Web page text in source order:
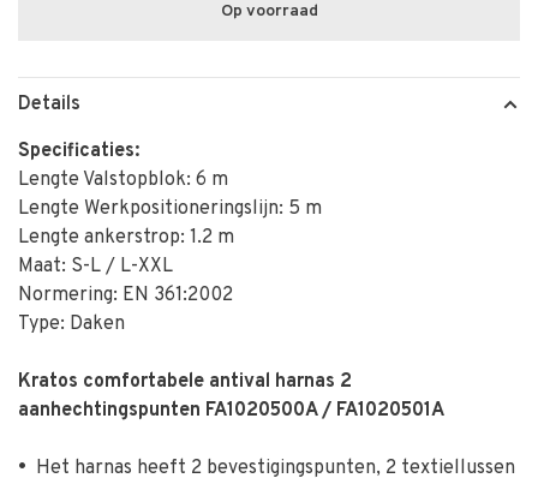
Op voorraad
Details
Specificaties:
Lengte Valstopblok: 6 m
Lengte Werkpositioneringslijn: 5 m
Lengte ankerstrop: 1.2 m
Maat: S-L / L-XXL
Normering: EN 361:2002
Type: Daken
Kratos comfortabele antival harnas 2
aanhechtingspunten FA1020500A / FA1020501A
• Het harnas heeft 2 bevestigingspunten, 2 textiellussen